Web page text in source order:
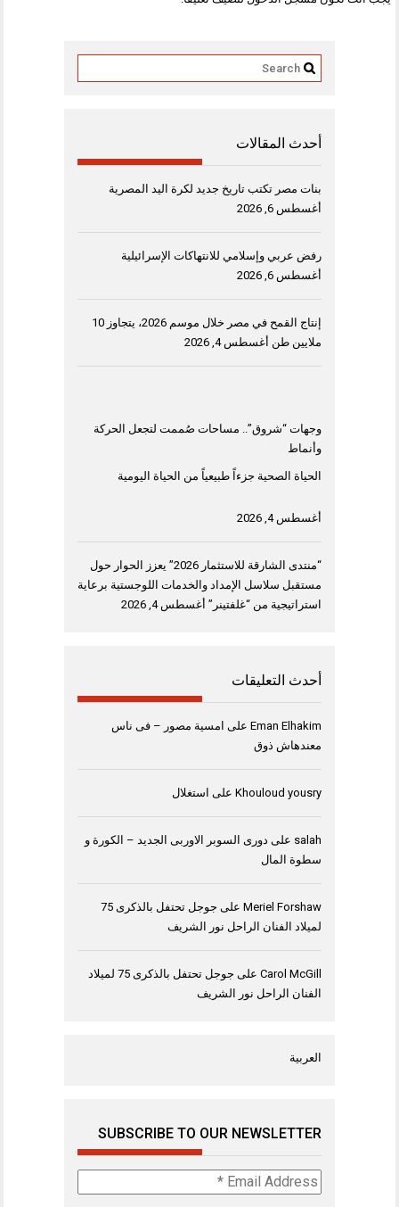
أحدث المقالات
بنات مصر تكتب تاريخ جديد لكرة اليد المصرية
أغسطس 6, 2026
رفض عربي وإسلامي للانتهاكات الإسرائيلية
أغسطس 6, 2026
إنتاج القمح في مصر خلال موسم 2026، يتجاوز 10
ملايين طن أغسطس 4, 2026
وجهات “شروق”.. مساحات صُممت لتجعل الحركة
وأنماط
الحياة الصحية جزءاً طبيعياً من الحياة اليومية
أغسطس 4, 2026
“منتدى الشارقة للاستثمار 2026” يعزز الحوار حول
مستقبل سلاسل الإمداد والخدمات اللوجستية برعاية
استراتيجية من “غلفتينر” أغسطس 4, 2026
أحدث التعليقات
Eman Elhakim على امسية مصور – فى ناس
معندهاش ذوق
Khouloud yousry على استغلال
salah على دورى السوبر الاوربى الجديد – الكورة و
سطوة المال
Meriel Forshaw على
جوجل تحتفل بالذكرى 75
لميلاد الفنان الراحل نور الشريف
Carol McGill على
جوجل تحتفل بالذكرى 75 لميلاد
الفنان الراحل نور الشريف
العربية
SUBSCRIBE TO OUR NEWSLETTER
Email
Address